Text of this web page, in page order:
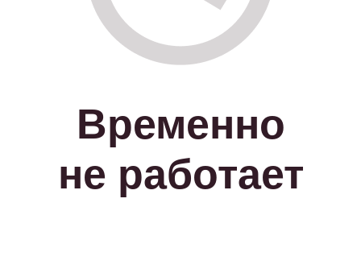
Временно
не работает